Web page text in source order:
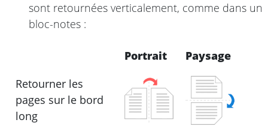
sont retournées verticalement, comme dans un
bloc-notes :
Portrait
Paysage
Retourner les
pages sur le bord
long